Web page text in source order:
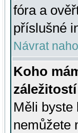
fóra a
příslušné
Návrat
Koho
Měli byste
nemůžete